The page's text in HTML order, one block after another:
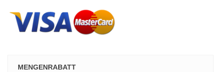
MENGENRABATT